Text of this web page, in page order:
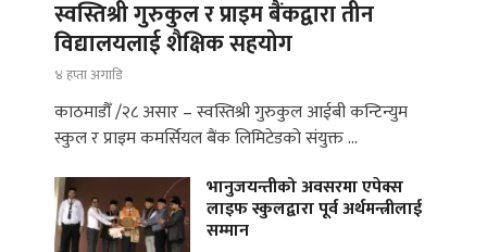
स्वस्तिश्री गुरुकुल र प्राइम बैंकद्वारा तीन
विद्यालयलाई शैक्षिक सहयोग
४ हप्ता अगाडि
काठमाडौँ /२८ असार – स्वस्तिश्री गुरुकुल आईबी कन्टिन्युम
स्कुल र प्राइम कमर्सियल बैंक लिमिटेडको संयुक्त …
भानुजयन्तीको अवसरमा एपेक्स
लाइफ स्कुलद्वारा पूर्व अर्थमन्त्रीलाई
सम्मान